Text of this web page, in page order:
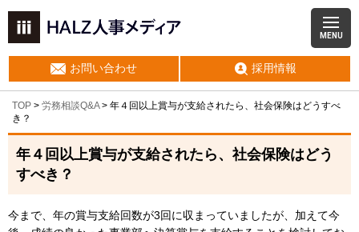
MENU
お問い合わせ 採用情報
TOP > 労務相談Q&A> 年４回以上賞与が支給されたら、社会保険はどうすべ
き？
年４回以上賞与が支給されたら、社会保険はどう
すべき？
今まで、年の賞与支給回数が3回に収まっていましたが、加えて今